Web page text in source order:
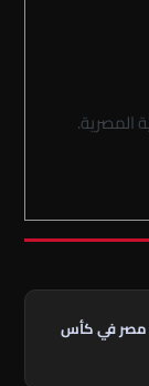
المصرية.
مصر في كأس